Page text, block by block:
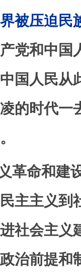
被压迫民
党和中国
国人民从
的时代一
革命和建
主主义到
社会主义
治前提和